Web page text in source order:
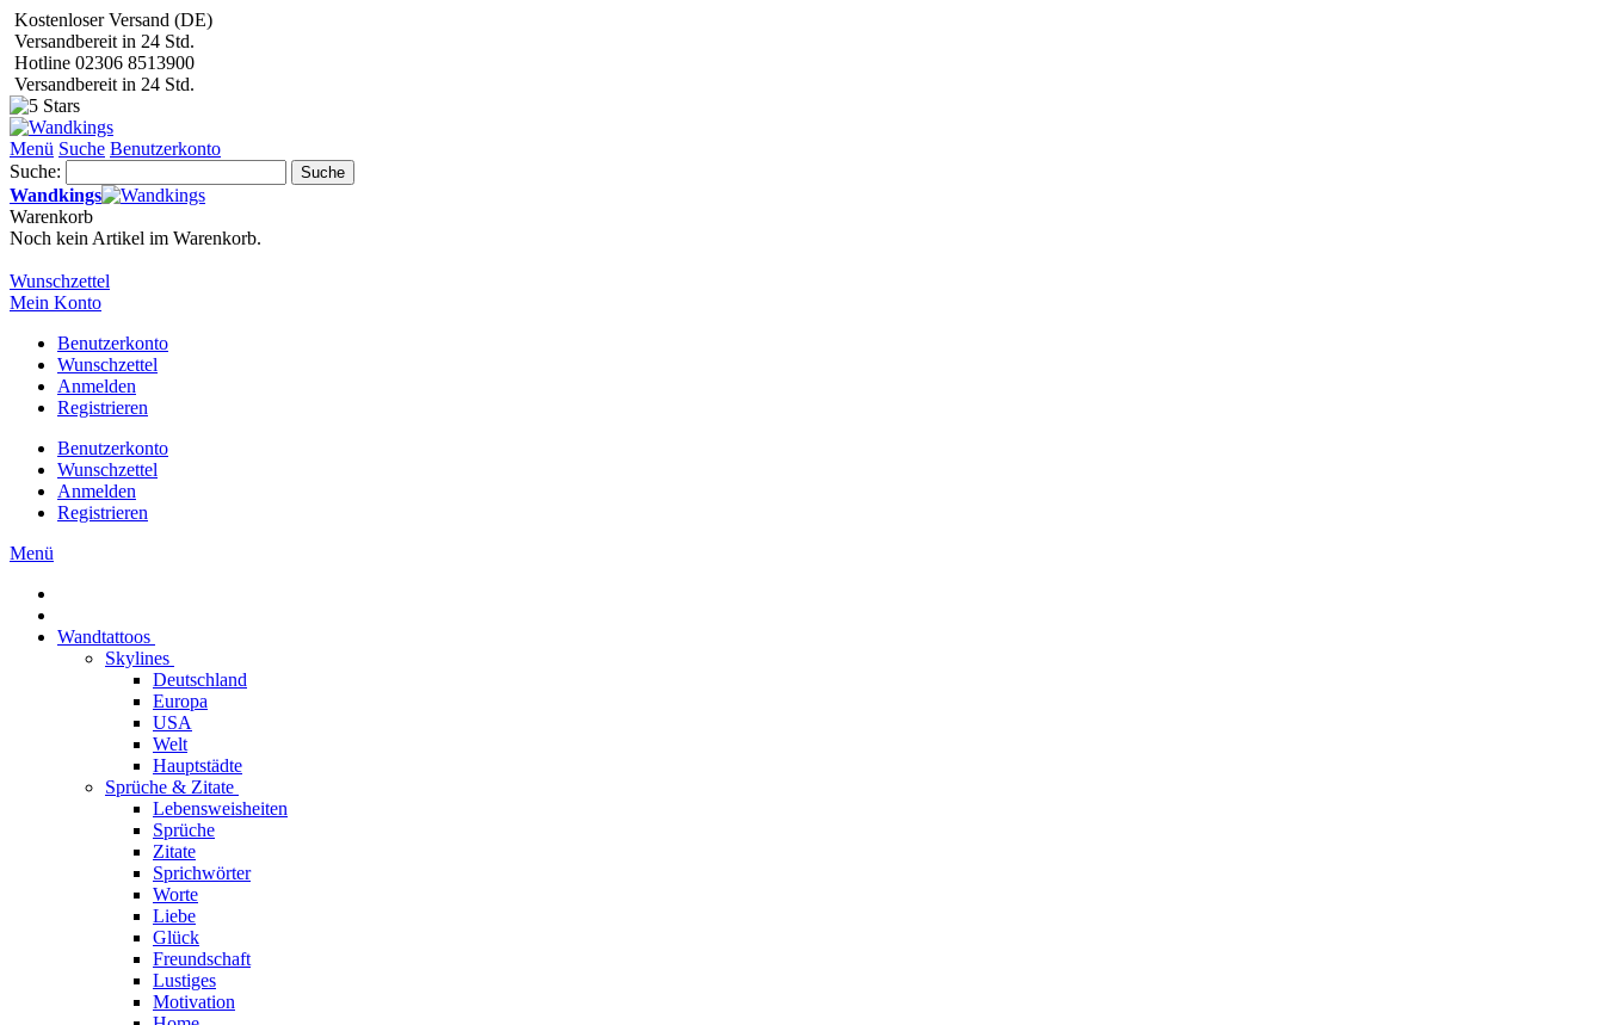
Kostenloser Versand (DE)
Versandbereit in 24 Std.
Hotline 02306 8513900
Versandbereit in 24 Std.
Menü Suche Benutzerkonto
Suche:
Suche
Wandkings
Warenkorb
Noch kein Artikel im Warenkorb.
Wunschzettel
Mein Konto
Benutzerkonto
Wunschzettel
Anmelden
Registrieren
Benutzerkonto
Wunschzettel
Anmelden
Registrieren
Menü
Wandtattoos
Skylines
Deutschland
Europa
USA
Welt
Hauptstädte
Sprüche & Zitate
Lebensweisheiten
Sprüche
Zitate
Sprichwörter
Worte
Liebe
Glück
Freundschaft
Lustiges
Motivation